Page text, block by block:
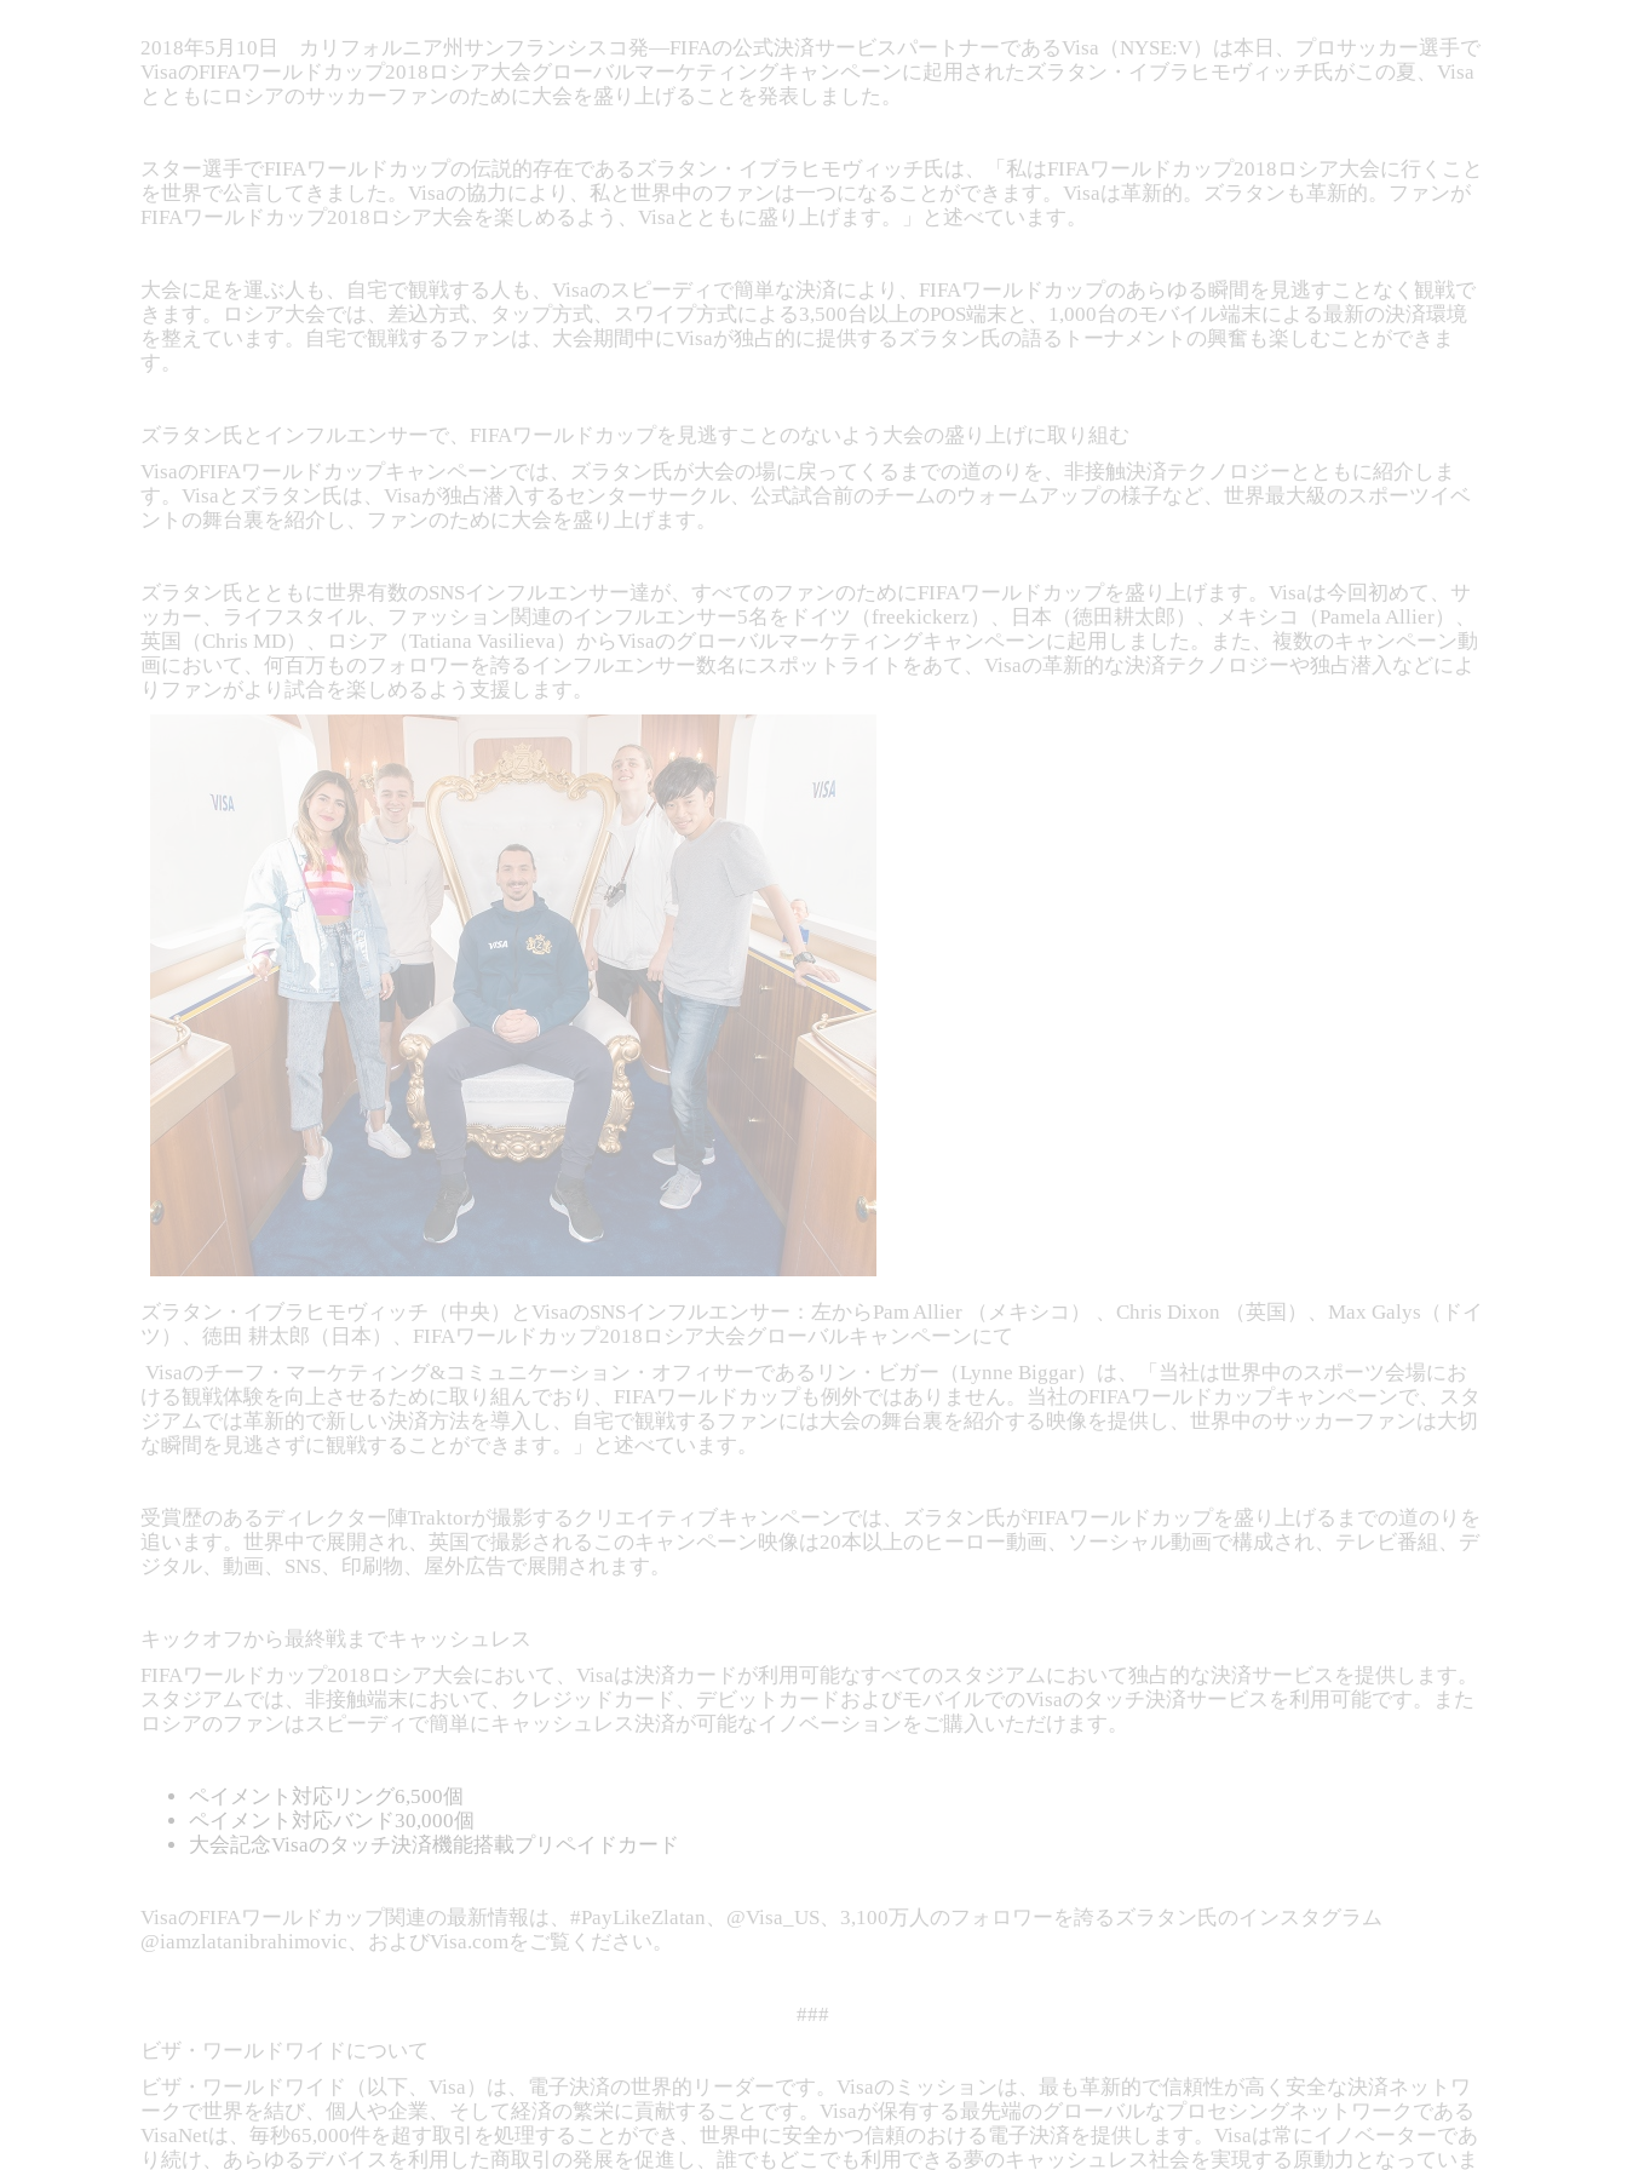
2018年5月10日 カリフォルニア州サンフランシスコ発―FIFAの公式決済サービスパートナーであるVisa（NYSE:V）は本日、プロサッカー選手で
VisaのFIFAワールドカップ2018ロシア大会グローバルマーケティングキャンペーンに起用されたズラタン・イブラヒモヴィッチ氏がこの夏、Visa
とともにロシアのサッカーファンのために大会を盛り上げることを発表しました。
スター選手でFIFAワールドカップの伝説的存在であるズラタン・イブラヒモヴィッチ氏は、「私はFIFAワールドカップ2018ロシア大会に行くこと
を世界で公言してきました。Visaの協力により、私と世界中のファンは一つになることができます。Visaは革新的。ズラタンも革新的。ファンが
FIFAワールドカップ2018ロシア大会を楽しめるよう、Visaとともに盛り上げます。」と述べています。
大会に足を運ぶ人も、自宅で観戦する人も、Visaのスピーディで簡単な決済により、FIFAワールドカップのあらゆる瞬間を見逃すことなく観戦で
きます。ロシア大会では、差込方式、タップ方式、スワイプ方式による3,500台以上のPOS端末と、1,000台のモバイル端末による最新の決済環境
を整えています。自宅で観戦するファンは、大会期間中にVisaが独占的に提供するズラタン氏の語るトーナメントの興奮も楽しむことができま
す。
ズラタン氏とインフルエンサーで、FIFAワールドカップを見逃すことのないよう大会の盛り上げに取り組む
VisaのFIFAワールドカップキャンペーンでは、ズラタン氏が大会の場に戻ってくるまでの道のりを、非接触決済テクノロジーとともに紹介しま
す。Visaとズラタン氏は、Visaが独占潜入するセンターサークル、公式試合前のチームのウォームアップの様子など、世界最大級のスポーツイベ
ントの舞台裏を紹介し、ファンのために大会を盛り上げます。
ズラタン氏とともに世界有数のSNSインフルエンサー達が、すべてのファンのためにFIFAワールドカップを盛り上げます。Visaは今回初めて、サ
ッカー、ライフスタイル、ファッション関連のインフルエンサー5名をドイツ（freekickerz）、日本（徳田耕太郎）、メキシコ（Pamela Allier）、
英国（Chris MD）、ロシア（Tatiana Vasilieva）からVisaのグローバルマーケティングキャンペーンに起用しました。また、複数のキャンペーン動
画において、何百万ものフォロワーを誇るインフルエンサー数名にスポットライトをあて、Visaの革新的な決済テクノロジーや独占潜入などによ
りファンがより試合を楽しめるよう支援します。
ズラタン・イブラヒモヴィッチ（中央）とVisaのSNSインフルエンサー：左からPam Allier （メキシコ） 、Chris Dixon （英国）、Max Galys（ドイ
ツ）、徳田 耕太郎（日本）、FIFAワールドカップ2018ロシア大会グローバルキャンペーンにて
Visaのチーフ・マーケティング&コミュニケーション・オフィサーであるリン・ビガー（Lynne Biggar）は、「当社は世界中のスポーツ会場にお
ける観戦体験を向上させるために取り組んでおり、FIFAワールドカップも例外ではありません。当社のFIFAワールドカップキャンペーンで、スタ
ジアムでは革新的で新しい決済方法を導入し、自宅で観戦するファンには大会の舞台裏を紹介する映像を提供し、世界中のサッカーファンは大切
な瞬間を見逃さずに観戦することができます。」と述べています。
受賞歴のあるディレクター陣Traktorが撮影するクリエイティブキャンペーンでは、ズラタン氏がFIFAワールドカップを盛り上げるまでの道のりを
追います。世界中で展開され、英国で撮影されるこのキャンペーン映像は20本以上のヒーロー動画、ソーシャル動画で構成され、テレビ番組、デ
ジタル、動画、SNS、印刷物、屋外広告で展開されます。
キックオフから最終戦までキャッシュレス
FIFAワールドカップ2018ロシア大会において、Visaは決済カードが利用可能なすべてのスタジアムにおいて独占的な決済サービスを提供します。
スタジアムでは、非接触端末において、クレジッドカード、デビットカードおよびモバイルでのVisaのタッチ決済サービスを利用可能です。また
ロシアのファンはスピーディで簡単にキャッシュレス決済が可能なイノベーションをご購入いただけます。
ペイメント対応リング6,500個
ペイメント対応バンド30,000個
大会記念Visaのタッチ決済機能搭載プリペイドカード
VisaのFIFAワールドカップ関連の最新情報は、#PayLikeZlatan、@Visa_US、3,100万人のフォロワーを誇るズラタン氏のインスタグラム
@iamzlatanibrahimovic、およびVisa.comをご覧ください。
###
ビザ・ワールドワイドについて
ビザ・ワールドワイド（以下、Visa）は、電子決済の世界的リーダーです。Visaのミッションは、最も革新的で信頼性が高く安全な決済ネットワ
ークで世界を結び、個人や企業、そして経済の繁栄に貢献することです。Visaが保有する最先端のグローバルなプロセシングネットワークである
VisaNetは、毎秒65,000件を超す取引を処理することができ、世界中に安全かつ信頼のおける電子決済を提供します。Visaは常にイノベーターであ
り続け、あらゆるデバイスを利用した商取引の発展を促進し、誰でもどこでも利用できる夢のキャッシュレス社会を実現する原動力となっていま